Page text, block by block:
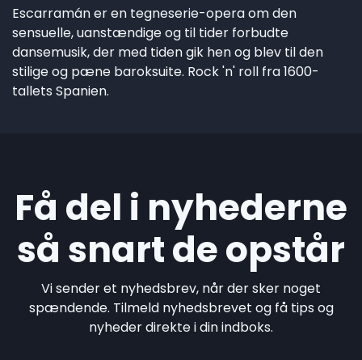
Escarramán er en tegneserie-opera om den
sensuelle, uanstændige og til tider forbudte
dansemusik, der med tiden gik hen og blev til den
stilige og pæne baroksuite. Rock 'n' roll fra 1600-
tallets Spanien.
Få del i nyhederne
så snart de opstår
Vi sender et nyhedsbrev, når der sker noget
spændende. Tilmeld nyhedsbrevet og få tips og
nyheder direkte i din indboks.